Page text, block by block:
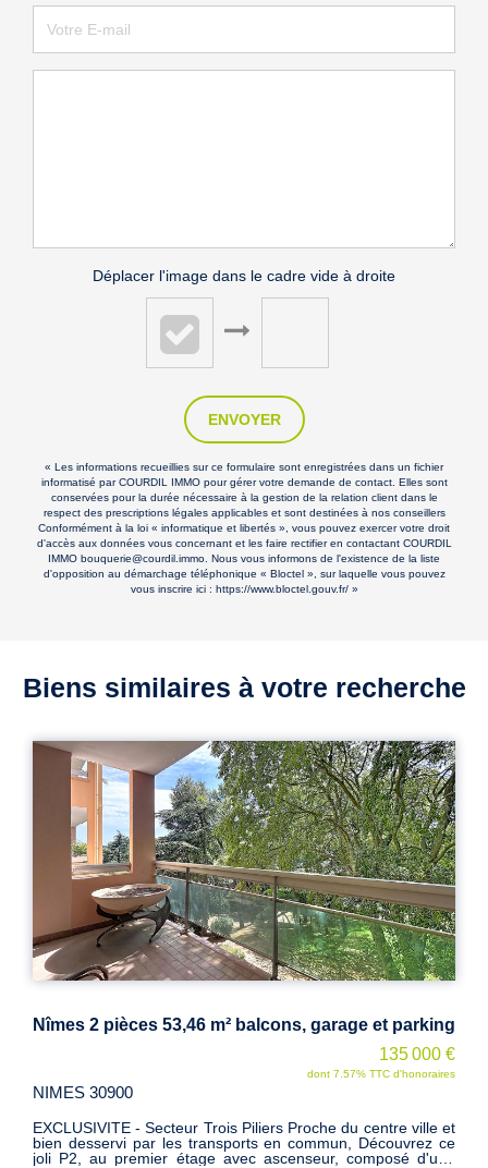
Déplacer l'image dans le cadre vide à droite
ENVOYER
« Les informations recueillies sur ce formulaire sont enregistrées dans un fichier
informatisé par COURDIL IMMO pour gérer votre demande de contact. Elles sont
conservées pour la durée nécessaire à la gestion de la relation client dans le
respect des prescriptions légales applicables et sont destinées à nos conseillers
Conformément à la loi « informatique et libertés », vous pouvez exercer votre droit
d'accès aux données vous concernant et les faire rectifier en contactant COURDIL
IMMO bouquerie@courdil.immo. Nous vous informons de l'existence de la liste
d'opposition au démarchage téléphonique « Bloctel », sur laquelle vous pouvez
vous inscrire ici : https://www.bloctel.gouv.fr/»
Biens similaires à votre recherche
Nîmes 2 pièces 53,46 m² balcons, garage et parking
135 000 €
dont 7.57% TTC d'honoraires
NIMES 30900
EXCLUSIVITE - Secteur Trois Piliers Proche du centre ville et
bien desservi par les transports en commun, Découvrez ce
joli P2, au premier étage avec ascenseur, composé d'une